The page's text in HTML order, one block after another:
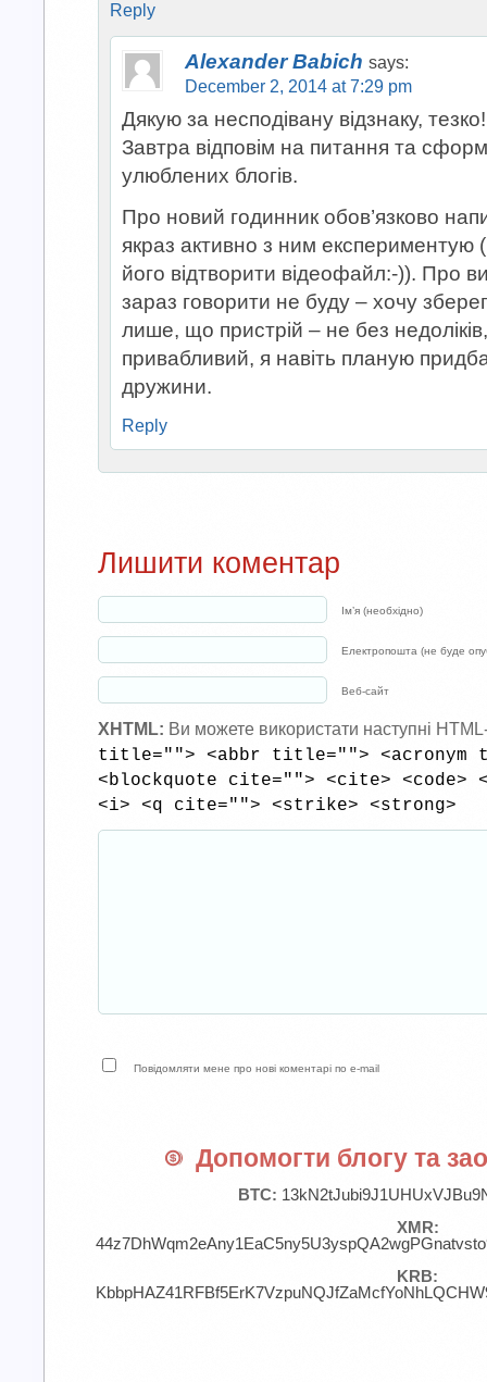
Reply
Alexander Babich says:
December 2, 2014 at 7:29 pm
Дякую за несподівану відзнаку,
Завтра відповім на питання та
улюблених блогів.
Про новий годинник обов’язково
якраз активно з ним експериментую
його відтворити відеофайл:-)). Про
зараз говорити не буду – хочу
лише, що пристрій – не без
привабливий, я навіть планую
дружини.
Reply
Лишити коментар
Ім’я (необхідно)
Електропошта (не буде
Веб-сайт
XHTML: Ви можете використати наступні
title=""> <abbr title=""> <acronym
<blockquote cite=""> <cite> <code>
<i> <q cite=""> <strike> <strong>
Повідомляти мене про нові коментарі по e-mail
Допомогти блогу та
BTC:
XMR:
KRB: